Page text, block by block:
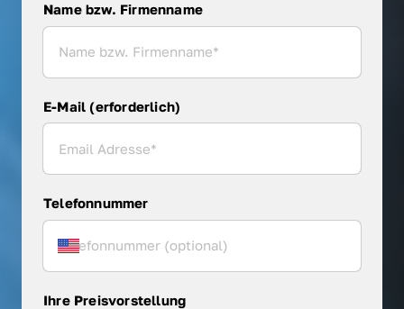
Name bzw. Firmenname
Name bzw. Firmenname
E-Mail (erforderlich)
Telefonnummer
Ihre Preisvorstellung